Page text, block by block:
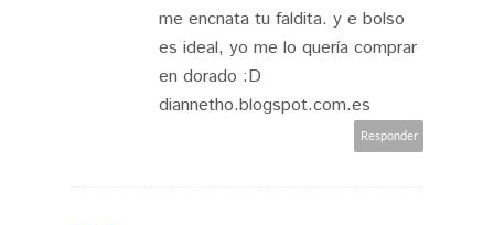
me encnata tu faldita. y e bolso
es ideal, yo me lo quería comprar
en dorado :D
diannetho.blogspot.com.es
Responder